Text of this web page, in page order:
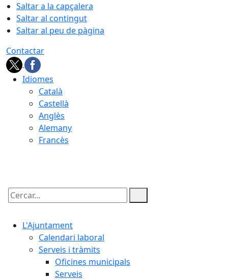
Saltar a la capçalera
Saltar al contingut
Saltar al peu de pàgina
Contactar
Idiomes
Català
Castellà
Anglès
Alemany
Francès
Cercar:
L'Ajuntament
Calendari laboral
Serveis i tràmits
Oficines municipals
Serveis